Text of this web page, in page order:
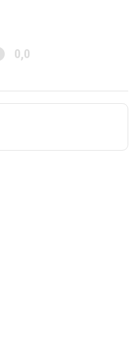
0,0